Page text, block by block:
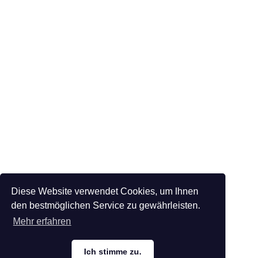
Diese Website verwendet Cookies, um Ihnen
den bestmöglichen Service zu gewährleisten.
Mehr erfahren
Ich stimme zu.